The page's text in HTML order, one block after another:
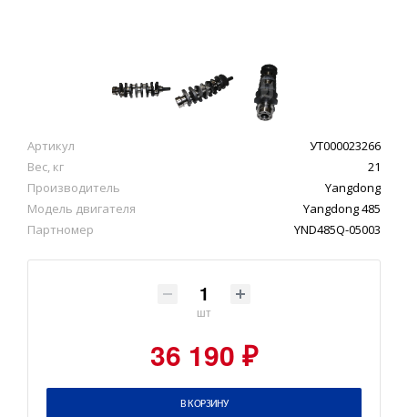
Артикул
УТ000023266
Вес, кг
21
Производитель
Yangdong
Модель двигателя
Yangdong 485
Партномер
YND485Q-05003
шт
36 190 ₽
В КОРЗИНУ